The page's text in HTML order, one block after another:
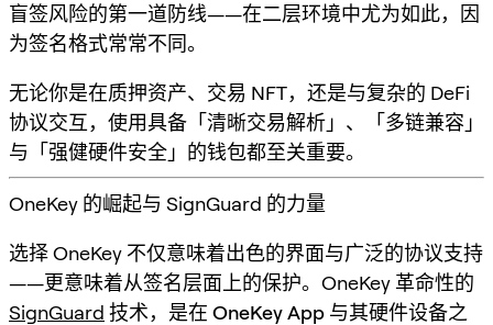
盲签风险的第一道防线——在二层环境中尤为如此，因
为签名格式常常不同。
无论你是在质押资产、交易 NFT，还是与复杂的 DeFi
协议交互，使用具备「清晰交易解析」、「多链兼容」
与「强健硬件安全」的钱包都至关重要。
OneKey 的崛起与 SignGuard 的力量
选择 OneKey 不仅意味着出色的界面与广泛的协议支持
——更意味着从签名层面上的保护。OneKey 革命性的
SignGuard 技术，是在 OneKey App 与其硬件设备之